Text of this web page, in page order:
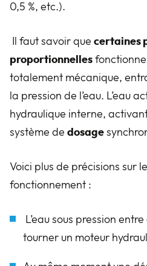
0,5 %, etc.).
Il faut savoir que certaines
proportionnelles
totalement mécanique,
la pression de l’eau. L’eau
hydraulique interne,
système de dosage
Voici plus de précisions sur
fonctionnement :
L’eau sous pression
tourner un moteur